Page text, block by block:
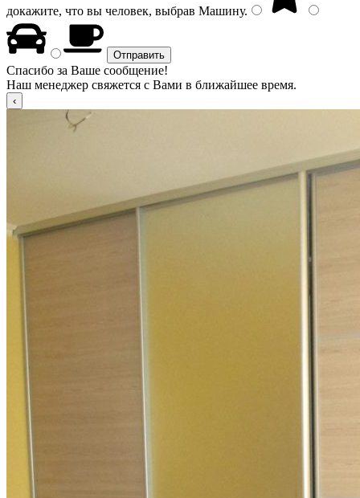
докажите, что вы человек, выбрав Машину.
Спасибо за Ваше сообщение!
Наш менеджер свяжется с Вами в ближайшее время.